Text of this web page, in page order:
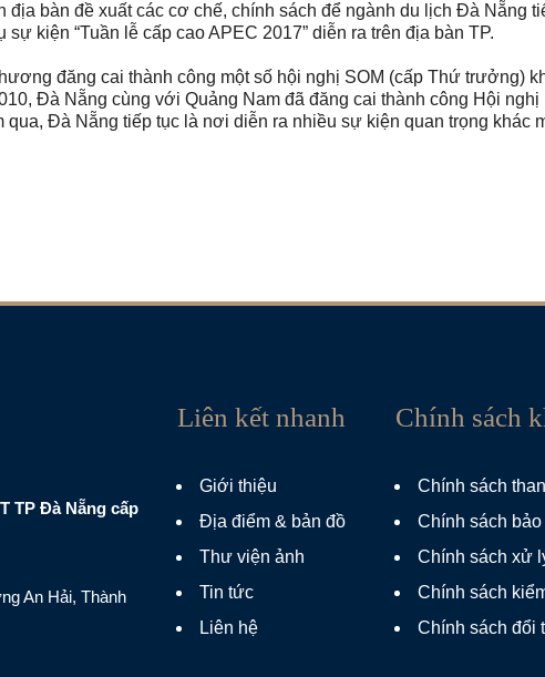
địa bàn đề xuất các cơ chế, chính sách để ngành du lịch Đà Nẵng
kiện “Tuần lễ cấp cao APEC 2017” diễn ra trên địa bàn TP.
đăng cai thành công một số hội nghị SOM (cấp Thứ trưởng)
Đà Nẵng cùng với Quảng Nam đã đăng cai thành công Hội
Đà Nẵng tiếp tục là nơi diễn ra nhiều sự kiện quan trọng khác
TP Đà Nẵng cấp
An Hải, Thành
Liên kết nhanh
Giới thiệu
Địa điểm & bản đồ
Thư viện ảnh
Tin tức
Liên hệ
Chính sách
Chính sách
Chính sách bảo
Chính sách xử
Chính sách
Chính sách đổi